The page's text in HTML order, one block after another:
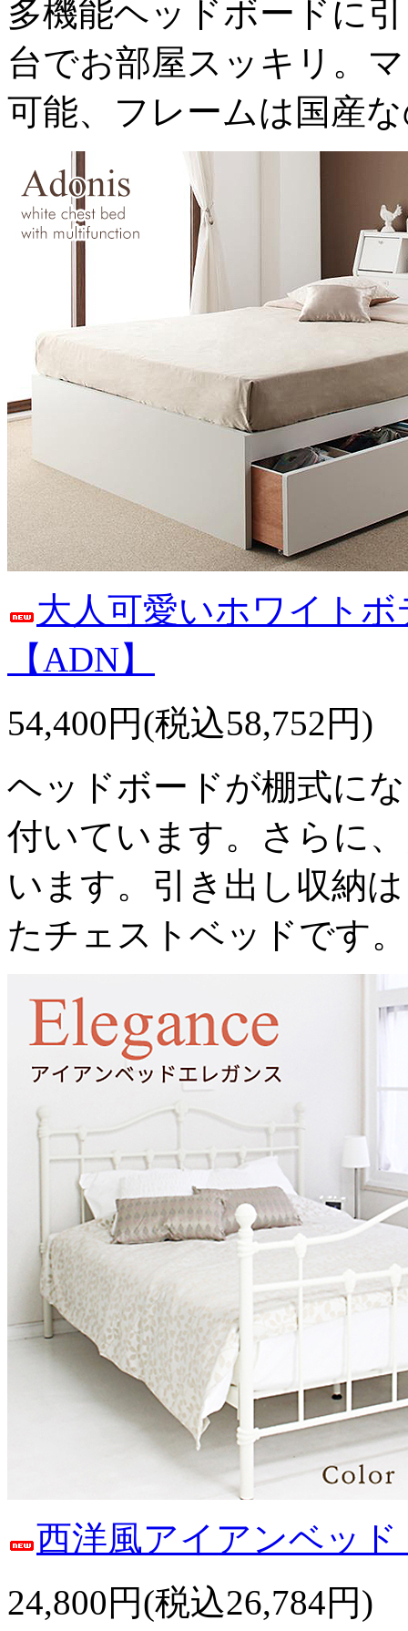
多機能ヘッドボードに
台でお部屋スッキリ。
可能、フレームは国産
大人可愛いホワイト
【ADN】
54,400円(税込58,752円)
ヘッドボードが棚式に
付いています。さらに
います。引き出し収納
たチェストベッドです。
西洋風アイアンベッ
24,800円(税込26,784円)